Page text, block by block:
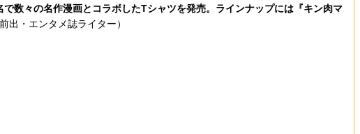
数々の名作漫画とコラボしたTシャツを発売。ラインナップには『キン肉マ
前出・エンタメ誌ライター）